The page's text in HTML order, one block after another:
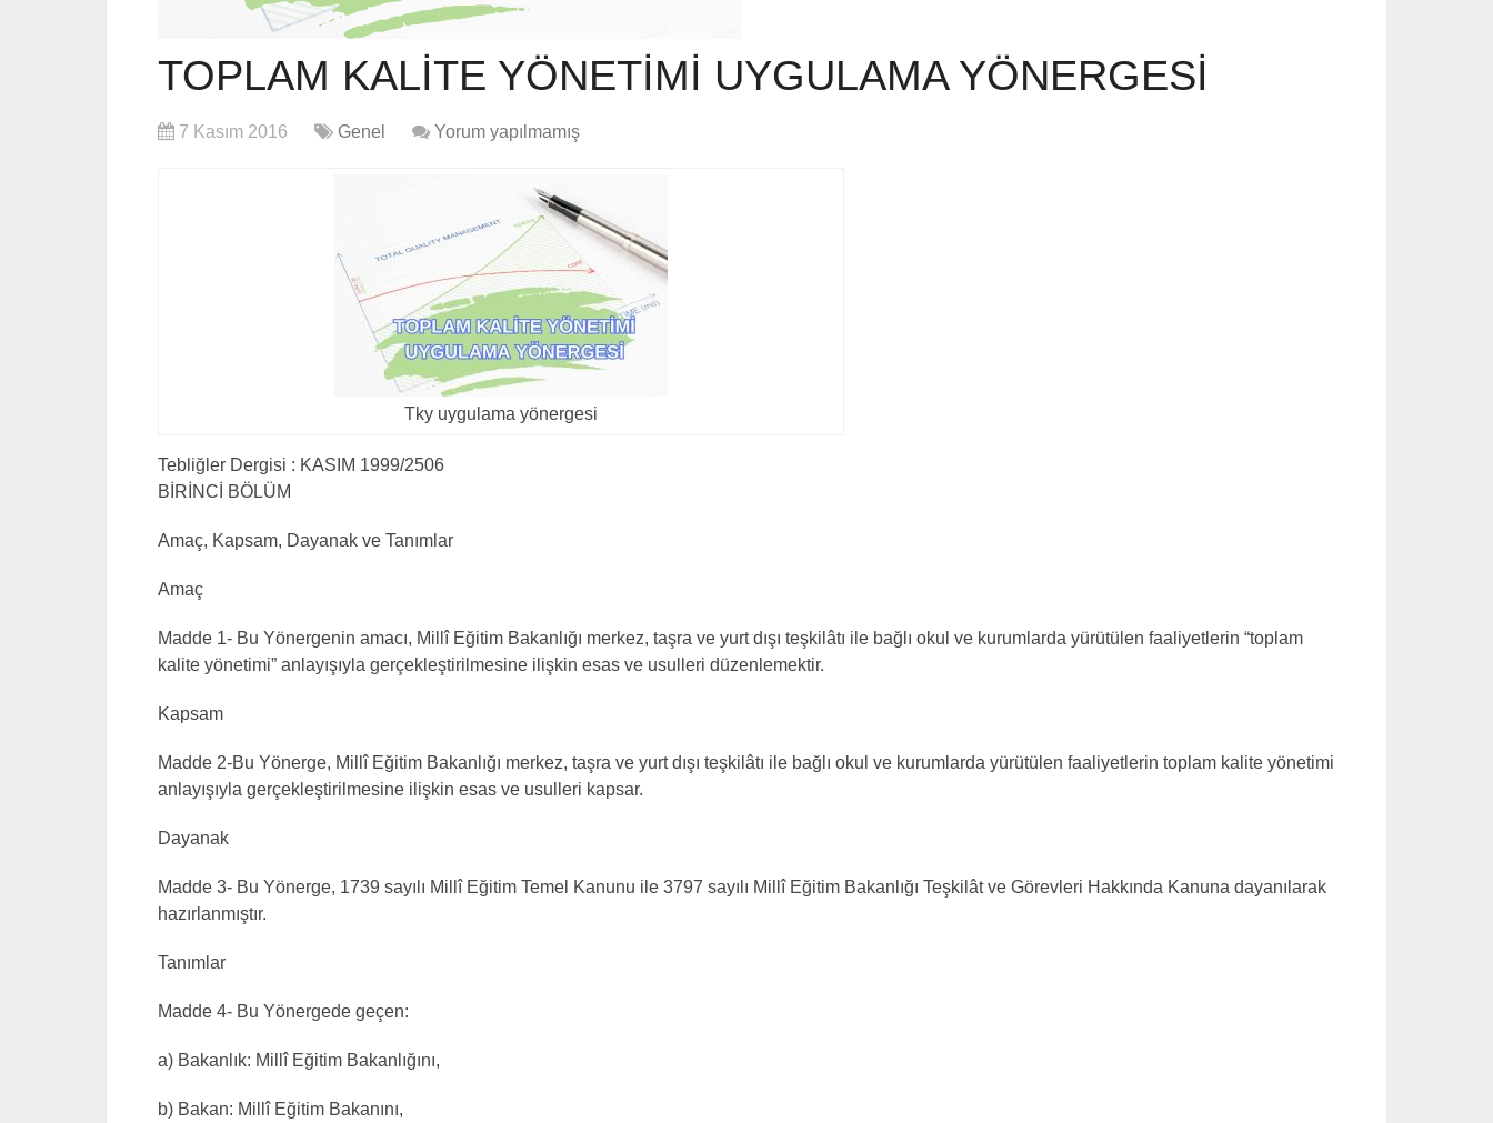
TOPLAM KALİTE YÖNETİMİ UYGULAMA YÖNERGESİ
7 Kasım 2016 Genel Yorum yapılmamış
Tky uygulama yönergesi
Tebliğler Dergisi : KASIM 1999/2506
BİRİNCİ BÖLÜM
Amaç, Kapsam, Dayanak ve Tanımlar
Amaç
Madde 1- Bu Yönergenin amacı, Millî Eğitim Bakanlığı merkez, taşra ve yurt dışı teşkilâtı ile bağlı okul ve kurumlarda yürütülen faaliyetlerin “toplam
kalite yönetimi” anlayışıyla gerçekleştirilmesine ilişkin esas ve usulleri düzenlemektir.
Kapsam
Madde 2-Bu Yönerge, Millî Eğitim Bakanlığı merkez, taşra ve yurt dışı teşkilâtı ile bağlı okul ve kurumlarda yürütülen faaliyetlerin toplam kalite yönetimi
anlayışıyla gerçekleştirilmesine ilişkin esas ve usulleri kapsar.
Dayanak
Madde 3- Bu Yönerge, 1739 sayılı Millî Eğitim Temel Kanunu ile 3797 sayılı Millî Eğitim Bakanlığı Teşkilât ve Görevleri Hakkında Kanuna dayanılarak
hazırlanmıştır.
Tanımlar
Madde 4- Bu Yönergede geçen:
a) Bakanlık: Millî Eğitim Bakanlığını,
b) Bakan: Millî Eğitim Bakanını,